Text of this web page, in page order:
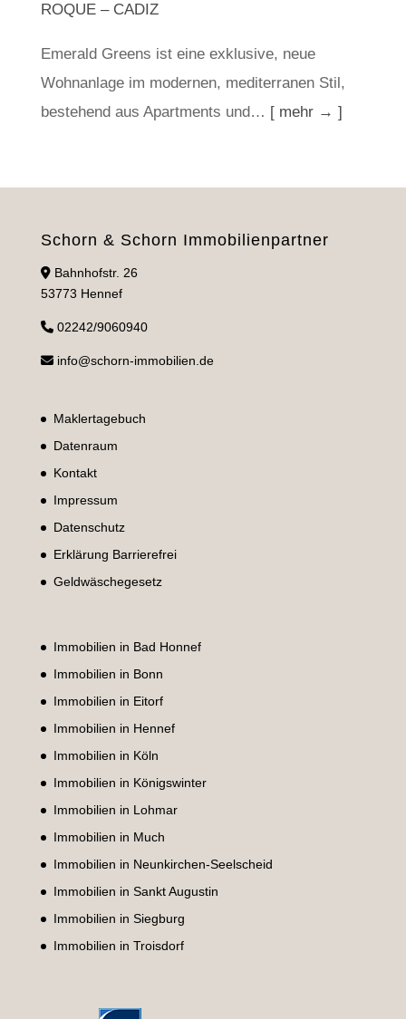
ROQUE – CADIZ
Emerald Greens ist eine exklusive, neue
Wohnanlage im modernen, mediterranen Stil,
bestehend aus Apartments und… [ mehr → ]
Schorn & Schorn Immobilienpartner
Bahnhofstr. 26
53773 Hennef
02242/9060940
info@schorn-immobilien.de
Maklertagebuch
Datenraum
Kontakt
Impressum
Datenschutz
Erklärung Barrierefrei
Geldwäschegesetz
Immobilien in Bad Honnef
Immobilien in Bonn
Immobilien in Eitorf
Immobilien in Hennef
Immobilien in Köln
Immobilien in Königswinter
Immobilien in Lohmar
Immobilien in Much
Immobilien in Neunkirchen-Seelscheid
Immobilien in Sankt Augustin
Immobilien in Siegburg
Immobilien in Troisdorf